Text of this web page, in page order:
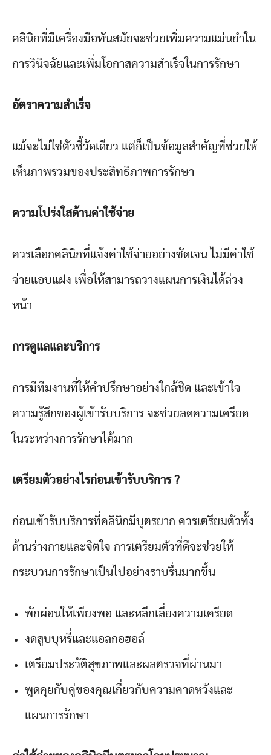
คลินิกที่มีเครื่องมือทันสมัยจะช่วยเพิ่มความแม่นยำใน
การวินิจฉัยและเพิ่มโอกาสความสำเร็จในการรักษา
อัตราความสำเร็จ
แม้จะไม่ใช่ตัวชี้วัดเดียว แต่ก็เป็นข้อมูลสำคัญที่ช่วยให้
เห็นภาพรวมของประสิทธิภาพการรักษา
ความโปร่งใสด้านค่าใช้จ่าย
ควรเลือกคลินิกที่แจ้งค่าใช้จ่ายอย่างชัดเจน ไม่มีค่าใช้
จ่ายแอบแฝง เพื่อให้สามารถวางแผนการเงินได้ล่วง
หน้า
การดูแลและบริการ
การมีทีมงานที่ให้คำปรึกษาอย่างใกล้ชิด และเข้าใจ
ความรู้สึกของผู้เข้ารับบริการ จะช่วยลดความเครียด
ในระหว่างการรักษาได้มาก
เตรียมตัวอย่างไรก่อนเข้ารับบริการ ?
ก่อนเข้ารับบริการที่คลินิกมีบุตรยาก ควรเตรียมตัวทั้ง
ด้านร่างกายและจิตใจ การเตรียมตัวที่ดีจะช่วยให้
กระบวนการรักษาเป็นไปอย่างราบรื่นมากขึ้น
พักผ่อนให้เพียงพอ และหลีกเลี่ยงความเครียด
งดสูบบุหรี่และแอลกอฮอล์
เตรียมประวัติสุขภาพและผลตรวจที่ผ่านมา
พูดคุยกับคู่ของคุณเกี่ยวกับความคาดหวังและ
แผนการรักษา